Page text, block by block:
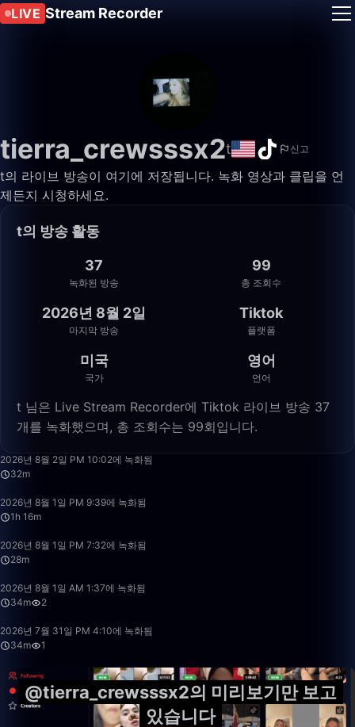
LIVE Stream Recorder
tierra_crewsssx2️t 신고
️t의 라이브 방송이 여기에 저장됩니다. 녹화 영상과 클립을 언
제든지 시청하세요.
️t의 방송 활동
37
녹화된 방송
99
총 조회수
2026년 8월 2일
마지막 방송
Tiktok
플랫폼
미국
국가
영어
언어
️t 님은 Live Stream Recorder에 Tiktok 라이브 방송 37
개를 녹화했으며, 총 조회수는 99회입니다.
2026년 8월 2일 PM 10:02에 녹화됨
32m
2026년 8월 1일 PM 9:39에 녹화됨
1h 16m
2026년 8월 1일 PM 7:32에 녹화됨
28m
2026년 8월 1일 AM 1:37에 녹화됨
34m
2
2026년 7월 31일 PM 4:10에 녹화됨
34m
1
@tierra_crewsssx2의 미리보기만 보고
있습니다